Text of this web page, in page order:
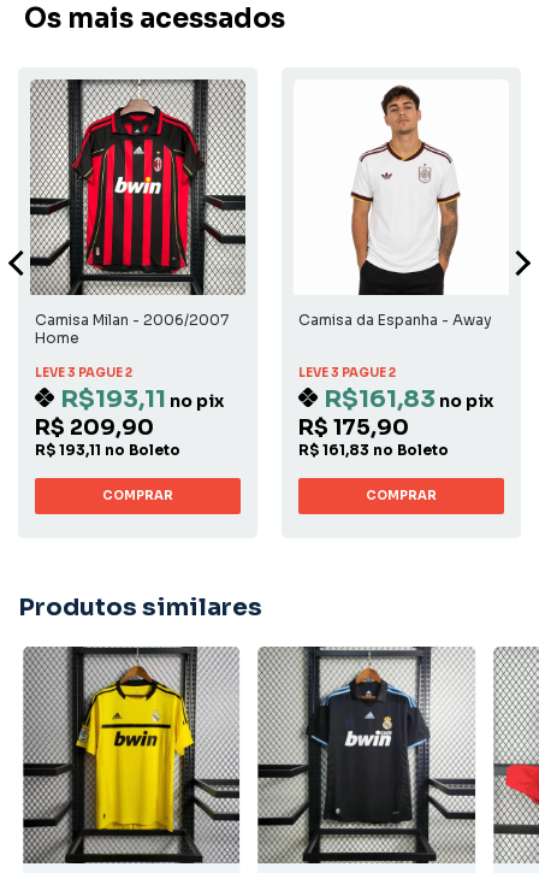
Os mais acessados
Camisa Milan - 2006/2007
Home
LEVE 3 PAGUE 2
R$193,11 no pix
R$ 209,90
R$ 193,11 no Boleto
COMPRAR
Camisa da Espanha - Away
LEVE 3 PAGUE 2
R$161,83 no pix
R$ 175,90
R$ 161,83 no Boleto
COMPRAR
Produtos similares